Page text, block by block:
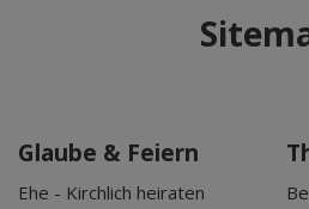
Glaube & Feiern
Ehe - Kirchlich heiraten